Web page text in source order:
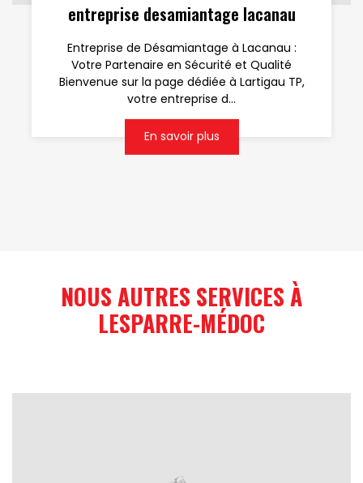
entreprise desamiantage lacanau
Entreprise de Désamiantage à Lacanau :
Votre Partenaire en Sécurité et Qualité
Bienvenue sur la page dédiée à Lartigau TP,
votre entreprise d...
En savoir plus
NOUS AUTRES SERVICES À
LESPARRE-MÉDOC